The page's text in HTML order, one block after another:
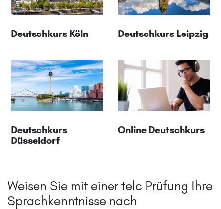
Deutschkurs Köln Deutschkurs Leipzig
Deutschkurs
Düsseldorf
Online Deutschkurs
Weisen Sie mit einer telc Prüfung Ihre
Sprachkenntnisse nach